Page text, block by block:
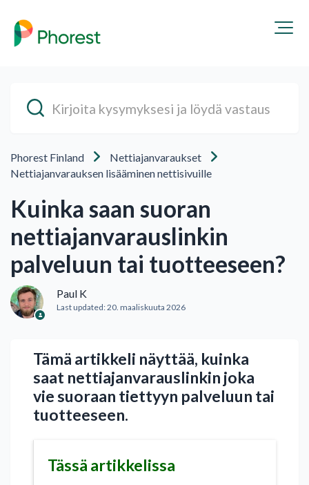
Phorest Finland
Nettiajanvaraukset
Nettiajanvarauksen lisääminen nettisivuille
Kuinka saan suoran
nettiajanvarauslinkin
palveluun tai tuotteeseen?
Paul K
Last updated:20. maaliskuuta 2026
Tämä artikkeli näyttää, kuinka
saat nettiajanvarauslinkin joka
vie suoraan tiettyyn palveluun tai
tuotteeseen.
Tässä artikkelissa